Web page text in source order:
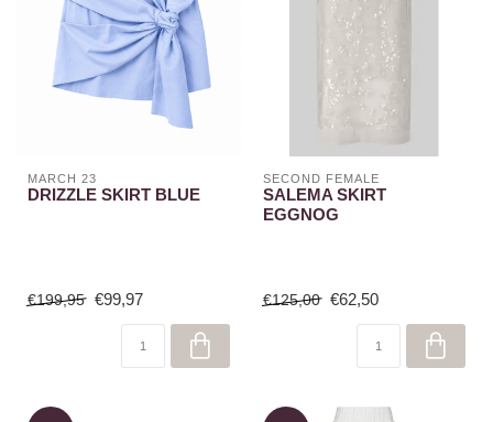
MARCH 23
DRIZZLE SKIRT BLUE
€199,95 €99,97
SECOND FEMALE
SALEMA SKIRT
EGGNOG
€125,00 €62,50